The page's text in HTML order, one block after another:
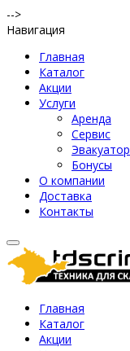
-->
Навигация
Главная
Каталог
Акции
Услуги
Аренда
Сервис
Эвакуатор
Бонусы
О компании
Доставка
Контакты
Главная
Каталог
Акции